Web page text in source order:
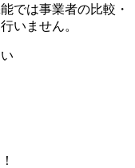
では事業者の比較・
いません。